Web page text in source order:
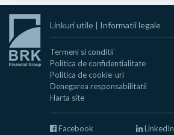
Linkuri utile | Informatii legale
Termeni si conditii
Politica de confidentialitate
Politica de cookie-uri
Denegarea responsabilitatii
Harta site
Facebook LinkedIn